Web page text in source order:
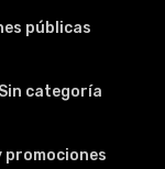
públicas
Sin categoría
promociones